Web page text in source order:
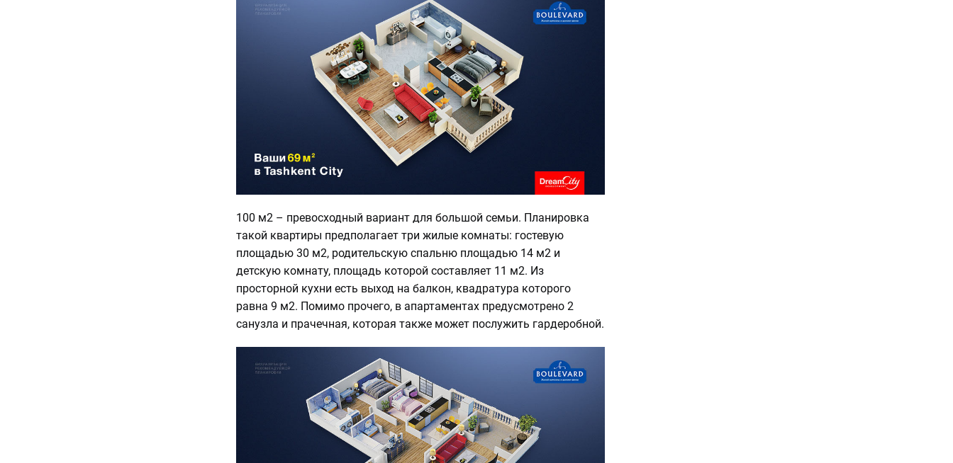
100 м2 – превосходный вариант для большой семьи. Планировка
такой квартиры предполагает три жилые комнаты: гостевую
площадью 30 м2, родительскую спальню площадью 14 м2 и
детскую комнату, площадь которой составляет 11 м2. Из
просторной кухни есть выход на балкон, квадратура которого
равна 9 м2. Помимо прочего, в апартаментах предусмотрено 2
санузла и прачечная, которая также может послужить гардеробной.